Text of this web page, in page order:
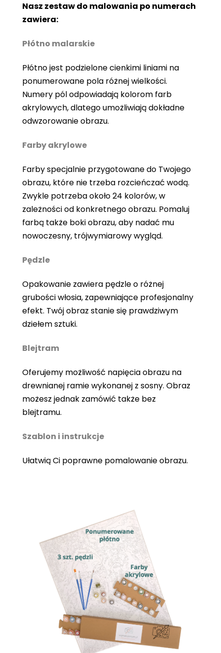
Nasz zestaw do malowania po numerach
zawiera:
Płótno malarskie
Płótno jest podzielone cienkimi liniami na
ponumerowane pola różnej wielkości.
Numery pól odpowiadają kolorom farb
akrylowych, dlatego umożliwiają dokładne
odwzorowanie obrazu.
Farby akrylowe
Farby specjalnie przygotowane do Twojego
obrazu, które nie trzeba rozcieńczać wodą.
Zwykle potrzeba około 24 kolorów, w
zależności od konkretnego obrazu. Pomaluj
farbą także boki obrazu, aby nadać mu
nowoczesny, trójwymiarowy wygląd.
Pędzle
Opakowanie zawiera pędzle o różnej
grubości włosia, zapewniające profesjonalny
efekt. Twój obraz stanie się prawdziwym
dziełem sztuki.
Blejtram
Oferujemy możliwość napięcia obrazu na
drewnianej ramie wykonanej z sosny. Obraz
możesz jednak zamówić także bez
blejtramu.
Szablon i instrukcje
Ułatwią Ci poprawne pomalowanie obrazu.